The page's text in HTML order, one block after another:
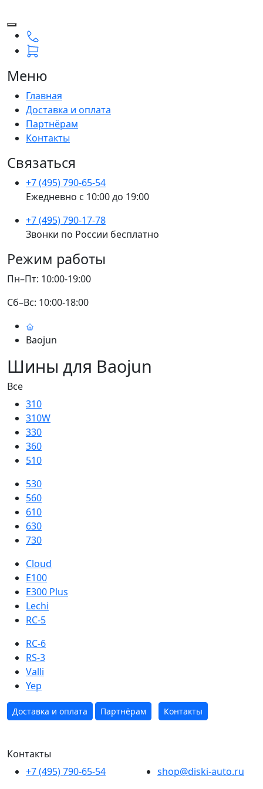
Меню
Главная
Доставка и оплата
Партнёрам
Контакты
Связаться
+7 (495) 790-65-54
Ежедневно с 10:00 до 19:00
+7 (495) 790-17-78
Звонки по России бесплатно
Режим работы
Пн–Пт: 10:00-19:00
Сб–Вс: 10:00-18:00
Baojun
Шины для Baojun
Все
310
310W
330
360
510
530
560
610
630
730
Cloud
E100
E300 Plus
Lechi
RC-5
RC-6
RS-3
Valli
Yep
Доставка и оплата Партнёрам Контакты
Контакты
+7 (495) 790-65-54
shop@diski-auto.ru